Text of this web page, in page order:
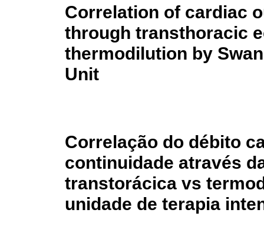
Correlation of cardiac
through transthoracic
thermodilution by
Unit
Correlação do débito
continuidade através
transtorácica vs
unidade de terapia